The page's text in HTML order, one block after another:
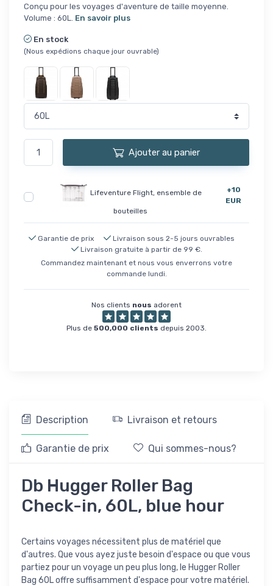
Conçu pour les voyages d'aventure de taille moyenne.
Volume : 60L. En savoir plus
En stock
(Nous expédions chaque jour ouvrable)
Ajouter au panier
Lifeventure Flight, ensemble de
bouteilles
+10
EUR
Garantie de prix
Livraison sous 2-5 jours ouvrables
Livraison gratuite à partir de 99 €.
Commandez maintenant et nous vous enverrons votre
commande lundi.
Nos clients nous adorent
Plus de 500,000 clients depuis 2003.
Description Livraison et retours
Garantie de prix Qui sommes-nous?
Db Hugger Roller Bag
Check-in, 60L, blue hour
Certains voyages nécessitent plus de matériel que
d'autres. Que vous ayez juste besoin d'espace ou que vous
partiez pour un voyage un peu plus long, le Hugger Roller
Bag 60L offre suffisamment d'espace pour votre matériel.